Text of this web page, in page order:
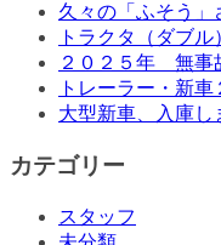
久々の「ふそう
トラクタ（ダブ
２０２５年 無事
トレーラー・新
大型新車、入庫
カテゴリー
スタッフ